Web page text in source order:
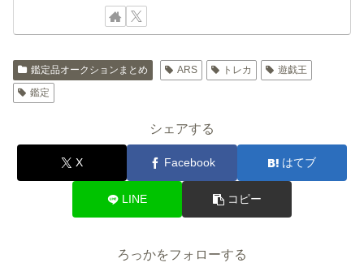
鑑定品オークションまとめ ARS トレカ
遊戯王
鑑定
シェアする
X Facebook はてブ
LINE コピー
ろっかをフォローする